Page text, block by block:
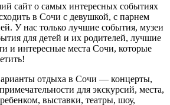
сайт о самых интересных событиях
в Сочи с девушкой, с парнем
У нас только лучшие события, музеи
для детей и их родителей, лучшие
и интересные места Сочи, которые
отдыха в Сочи — концерты,
для экскурсий, места,
выставки, театры, шоу,